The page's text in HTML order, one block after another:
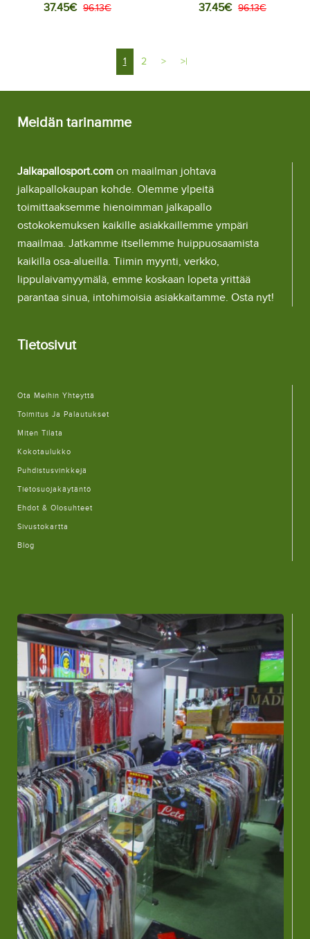
Vieraspeliasu 2025-26
37.45€ 96.13€
Kolmas peliasu 2025-26
37.45€ 96.13€
1 2 > >|
Meidän tarinamme
Jalkapallosport.com on maailman johtava
jalkapallokaupan kohde. Olemme ylpeitä
toimittaaksemme hienoimman jalkapallo
ostokokemuksen kaikille asiakkaillemme ympäri
maailmaa. Jatkamme itsellemme huippuosaamista
kaikilla osa-alueilla. Tiimin myynti, verkko,
lippulaivamyymälä, emme koskaan lopeta yrittää
parantaa sinua, intohimoisia asiakkaitamme. Osta nyt!
Tietosivut
Ota Meihin Yhteyttä
Toimitus Ja Palautukset
Miten Tilata
Kokotaulukko
Puhdistusvinkkejä
Tietosuojakäytäntö
Ehdot & Olosuhteet
Sivustokartta
Blog